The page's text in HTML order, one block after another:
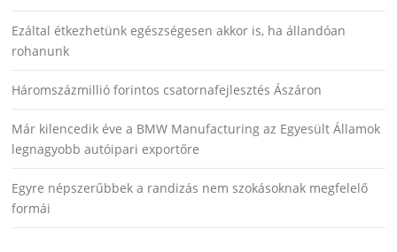
Ezáltal étkezhetünk egészségesen akkor is, ha állandóan
rohanunk
Háromszázmillió forintos csatornafejlesztés Ászáron
Már kilencedik éve a BMW Manufacturing az Egyesült Államok
legnagyobb autóipari exportőre
Egyre népszerűbbek a randizás nem szokásoknak megfelelő
formái